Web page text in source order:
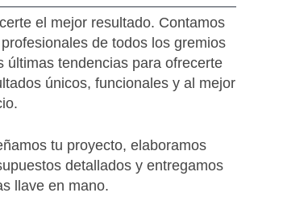
el mejor resultado. Contamos
de todos los gremios
últimas tendencias para ofrecerte
únicos, funcionales y al mejor
tu proyecto, elaboramos
detallados y entregamos
llave en mano.